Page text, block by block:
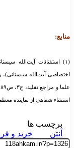
آیت‌الله سیستانی)،
شفاهی از نماینده معظم
برچسب ها
آنتن
خرید و